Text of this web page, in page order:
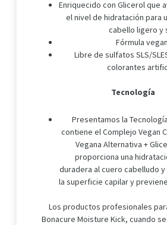
Enriquecido con Glicerol que
el nivel de hidratación para
cabello ligero y
Fórmula
Libre de sulfatos SLS/
colorantes
Tecnología
Presentamos la
contiene el Complejo Vegan
Vegana Alternativa +
proporciona una
duradera al cuero cabelludo y
la superficie capilar y
Los productos profesionales
Bonacure Moisture Kick, cuando